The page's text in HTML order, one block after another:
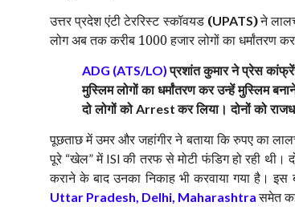
उत्तर प्रदेश एंटी टेररिस्ट स्कॉवयड (UPATS)ने
लोग अब तक करीब 1000 हजार लोगों का धर्मांतरण
ADG (ATS/LO) प्रशांत कुमार ने प्रेस
मुस्लिम लोगों का धर्मांतरण कर उन्हें मुस्लिम
दो लोगों को Arrestकर लिया। दोनों को
पूछताछ में उमर और जहांगीर ने बताया कि रुपए का
पूरे “खेल”में ISIकी तरफ से मोटी फंडिग हो रही थी।
कराने के बाद उनका निकाह भी करवाया गया है। इस
Uttar Pradesh, Delhi, Maharashtraसमेत